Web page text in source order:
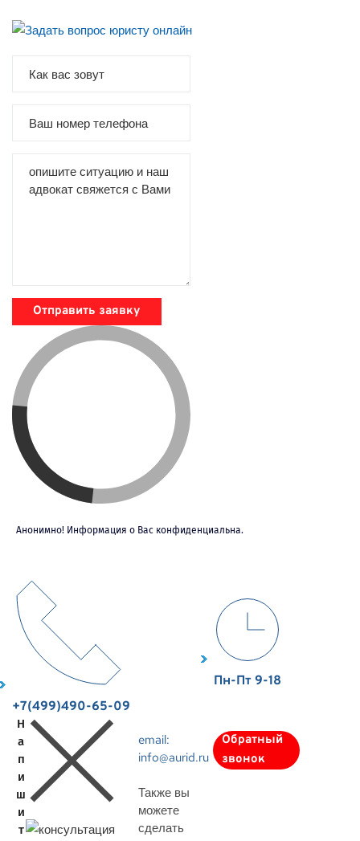
Отправить заявку
Анонимно! Информация о Вас конфиденциальна.
+7(499)490-65-09
Пн-Пт 9-18
Н
а
п
и
ш
и
т
email:
info@aurid.ru
Также вы
можете
сделать
Обратный
звонок